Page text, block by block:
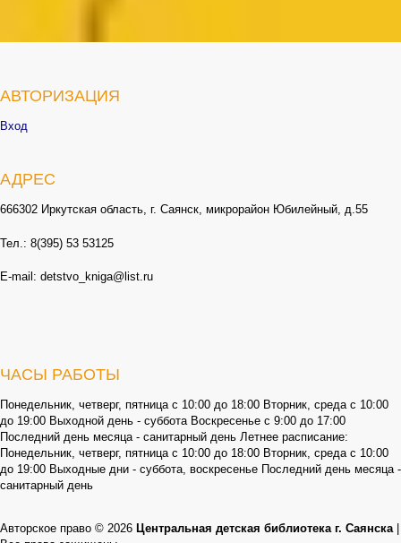
АВТОРИЗАЦИЯ
Вход
АДРЕС
666302 Иркутская область, г. Саянск, микрорайон Юбилейный, д.55
Тел.: 8(395) 53 53125
E-mail: detstvo_kniga@list.ru
ЧАСЫ РАБОТЫ
Понедельник, четверг, пятница с 10:00 до 18:00 Вторник, среда с 10:00
до 19:00 Выходной день - суббота Воскресенье с 9:00 до 17:00
Последний день месяца - санитарный день Летнее расписание:
Понедельник, четверг, пятница с 10:00 до 18:00 Вторник, среда с 10:00
до 19:00 Выходные дни - суббота, воскресенье Последний день месяца -
санитарный день
Авторское право © 2026 Центральная детская библиотека г. Саянска |